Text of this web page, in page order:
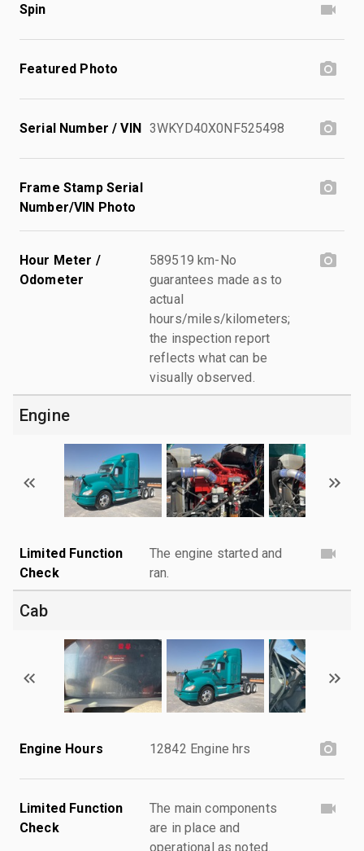
Spin
Featured Photo
Serial Number / VIN 3WKYD40X0NF525498
Frame Stamp Serial
Number/VIN Photo
Hour Meter /
Odometer
589519 km-No
guarantees made as to
actual
hours/miles/kilometers;
the inspection report
reflects what can be
visually observed.
Engine
Limited Function
Check
The engine started and
ran.
Cab
Engine Hours 12842 Engine hrs
Limited Function
Check
The main components
are in place and
operational as noted.